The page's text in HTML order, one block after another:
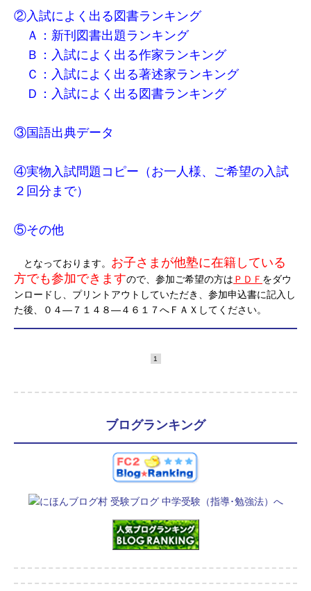
②入試によく出る図書ランキング
Ａ：新刊図書出題ランキング
Ｂ：入試によく出る作家ランキング
Ｃ：入試によく出る著述家ランキング
Ｄ：入試によく出る図書ランキング
③国語出典データ
④実物入試問題コピー（お一人様、ご希望の入試
２回分まで）
⑤その他
となっております。 お子さまが他塾に在籍している
方でも参加できますので、参加ご希望の方は ＰＤＦ をダウ
ンロードし、プリントアウトしていただき、参加申込書に記入し
た後、０４―７１４８―４６１７へＦＡＸしてください。
1
ブログランキング